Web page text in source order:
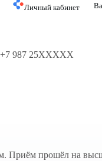
Личный кабинет
987 25XXXXX
Приём прошёл на